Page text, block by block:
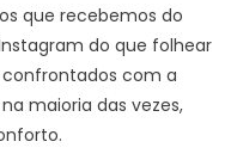
que recebemos do
do que folhear
confrontados com a
maioria das vezes,